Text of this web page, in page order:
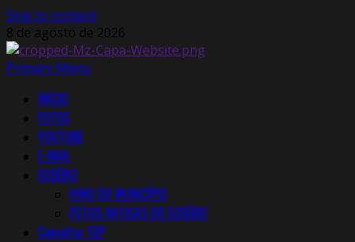
Skip to content
8 de agosto de 2026
Primary Menu
INÍCIO
FOTOS
YOUTUBE
E-MAIL
EUSÉBIO
HINO DO MUNICÍPIO
FOTOS ANTIGAS DO EUSÉBIO
Consultar CEP